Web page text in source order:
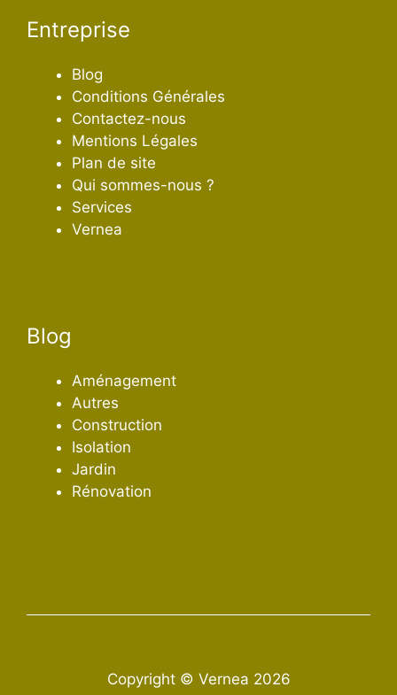
Entreprise
Blog
Conditions Générales
Contactez-nous
Mentions Légales
Plan de site
Qui sommes-nous ?
Services
Vernea
Blog
Aménagement
Autres
Construction
Isolation
Jardin
Rénovation
Copyright © Vernea 2026